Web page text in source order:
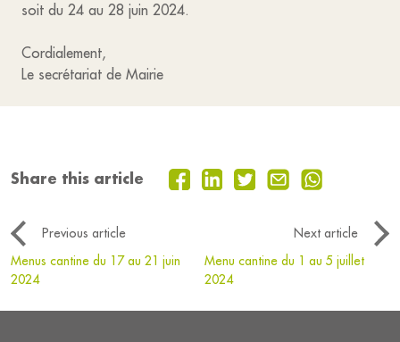
soit du 24 au 28 juin 2024.
Cordialement,
Le secrétariat de Mairie
Share this article
Previous article
Next article
Menus cantine du 17 au 21 juin
2024
Menu cantine du 1 au 5 juillet
2024